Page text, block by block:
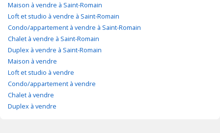
Maison à vendre à Saint-Romain
Loft et studio à vendre à Saint-Romain
Condo/appartement à vendre à Saint-Romain
Chalet à vendre à Saint-Romain
Duplex à vendre à Saint-Romain
Maison à vendre
Loft et studio à vendre
Condo/appartement à vendre
Chalet à vendre
Duplex à vendre